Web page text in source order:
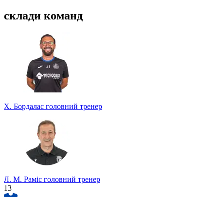
склади команд
Х. Бордалас головний тренер
Л. М. Раміс головний тренер
13